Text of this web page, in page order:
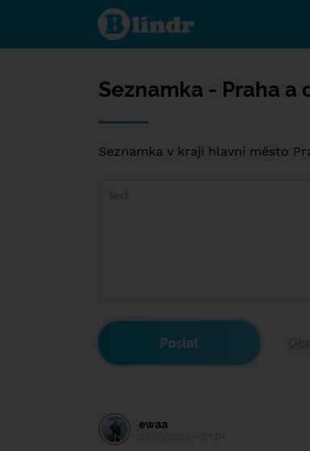
Seznamka
- Praha a
okolí
Seznamka - Praha a
Seznamka v kraji hlavní město
ewaa